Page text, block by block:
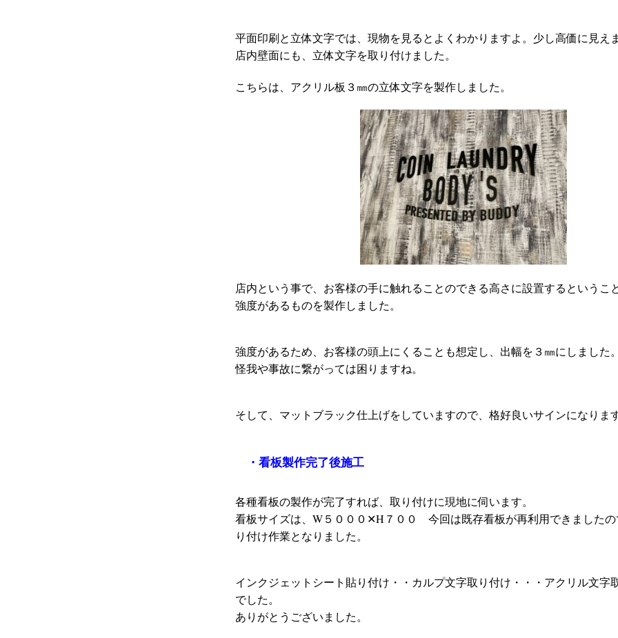
平面印刷と立体文字では、現物を見るとよくわかりますよ。少し高価に見えま
店内壁面にも、立体文字を取り付けました。
こちらは、アクリル板３㎜の立体文字を製作しました。
店内という事で、お客様の手に触れることのできる高さに設置するというこ
強度があるものを製作しました。
強度があるため、お客様の頭上にくることも想定し、出幅を３㎜にしました。
怪我や事故に繋がっては困りますね。
そして、マットブラック仕上げをしていますので、格好良いサインになります
・看板製作完了後施工
各種看板の製作が完了すれば、取り付けに現地に伺います。
看板サイズは、W５０００✕H７００ 今回は既存看板が再利用できました
り付け作業となりました。
インクジェットシート貼り付け・・カルプ文字取り付け・・・アクリル文字
でした。
ありがとうございました。